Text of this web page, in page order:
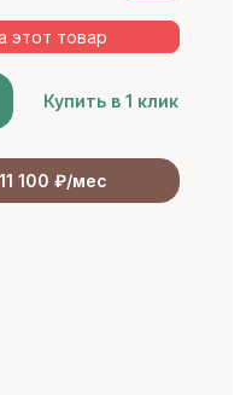
этот товар
Купить в 1 клик
100 ₽/мес